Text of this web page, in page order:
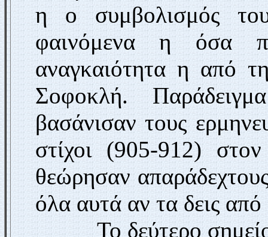
ηoσυμβολισμός
φαινόμενα η όσα
αναγκαιότητα η από
Σοφοκλή.
βασάνισαν τους
στίχοι (905-912)
θεώρησαν
όλα αυτά αν τα δεις
Το δεύτερο σημείο